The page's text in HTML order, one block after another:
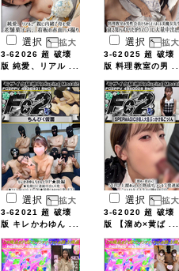
選択
3-62026 超 破壊
版 純愛、リアル ...
選択
3-62025 超 破壊
版 料理教室の男 ...
選択
3-62021 超 破壊
版 キレかわゆん ...
選択
3-62020 超 破壊
版 【溜め×黄ば ...